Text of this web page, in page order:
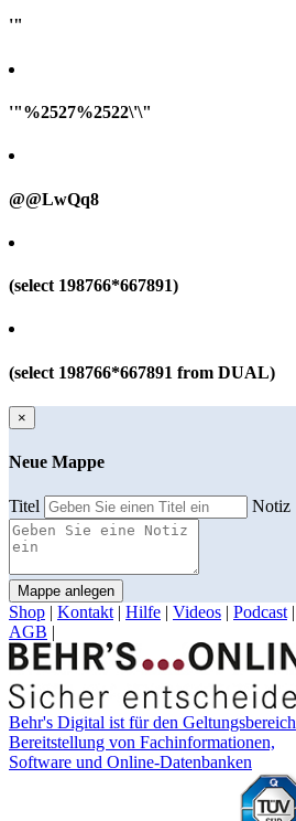
'"
'"%2527%2522\'\"
@@LwQq8
(select 198766*667891)
(select 198766*667891 from DUAL)
×
Neue Mappe
Titel Notiz
Mappe anlegen
Shop | Kontakt | Hilfe | Videos | Podcast |
AGB |
Behr's Digital ist für den Geltungsbereich
Bereitstellung von Fachinformationen,
Software und Online-Datenbanken